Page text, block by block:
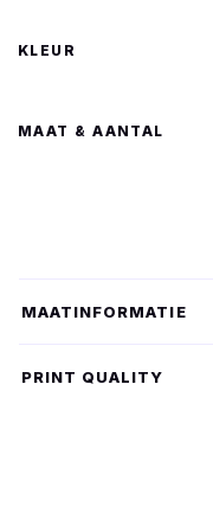
MAAT
MAATINFORMATIE
PRINT QUALITY